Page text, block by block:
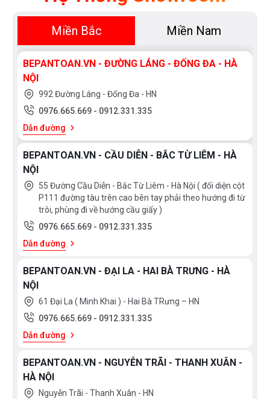
Miền Bắc Miền Nam
BEPANTOAN.VN - ĐƯỜNG LÁNG - ĐỐNG ĐA - HÀ
NỘI
992 Đường Láng - Đống Đa - HN
0976.665.669 - 0912.331.335
Dẫn đường
BEPANTOAN.VN - CẦU DIỄN - BẮC TỪ LIÊM - HÀ
NỘI
55 Đường Cầu Diễn - Bắc Từ Liêm - Hà Nội ( đối diện cột
P111 đường tàu trên cao bên tay phải theo hướng đi từ
trôi, phùng đi về hướng cầu giấy )
0976.665.669 - 0912.331.335
Dẫn đường
BEPANTOAN.VN - ĐẠI LA - HAI BÀ TRƯNG - HÀ
NỘI
61 Đại La ( Minh Khai ) - Hai Bà TRưng – HN
0976.665.669 - 0912.331.335
Dẫn đường
BEPANTOAN.VN - NGUYỄN TRÃI - THANH XUÂN -
HÀ NỘI
Nguyễn Trãi - Thanh Xuân - HN